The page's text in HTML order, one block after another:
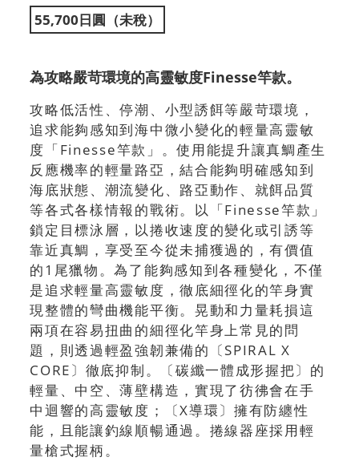
55,700日圓（未稅）
為攻略嚴苛環境的高靈敏度Finesse竿款。
攻略低活性、停潮、小型誘餌等嚴苛環境，
追求能夠感知到海中微小變化的輕量高靈敏
度「Finesse竿款」。使用能提升讓真鯛產生
反應機率的輕量路亞，結合能夠明確感知到
海底狀態、潮流變化、路亞動作、就餌品質
等各式各樣情報的戰術。以「Finesse竿款」
鎖定目標泳層，以捲收速度的變化或引誘等
靠近真鯛，享受至今從未捕獲過的，有價值
的1尾獵物。為了能夠感知到各種變化，不僅
是追求輕量高靈敏度，徹底細徑化的竿身實
現整體的彎曲機能平衡。晃動和力量耗損這
兩項在容易扭曲的細徑化竿身上常見的問
題，則透過輕盈強韌兼備的〔SPIRAL X
CORE〕徹底抑制。〔碳纖一體成形握把〕的
輕量、中空、薄壁構造，實現了彷彿會在手
中迴響的高靈敏度；〔X導環〕擁有防纏性
能，且能讓釣線順暢通過。捲線器座採用輕
量槍式握柄。